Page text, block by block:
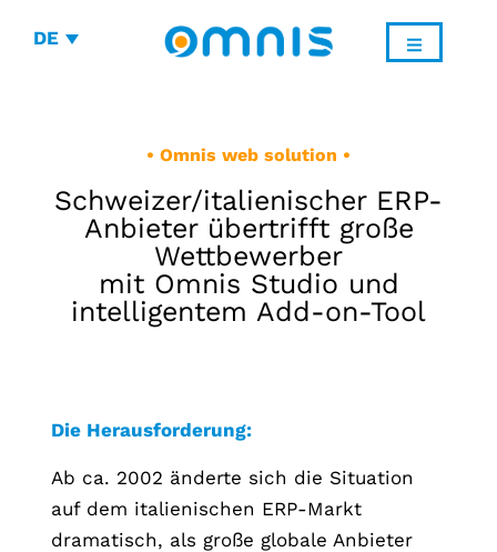
DE
• Omnis web solution •
Schweizer/italienischer ERP-
Anbieter übertrifft große
Wettbewerber
mit Omnis Studio und
intelligentem Add-on-Tool
Die Herausforderung:
Ab ca. 2002 änderte sich die Situation
auf dem italienischen ERP-Markt
dramatisch, als große globale Anbieter